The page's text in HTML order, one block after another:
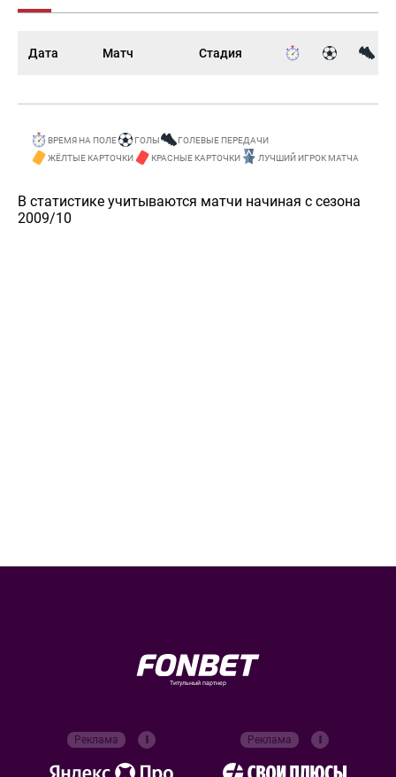
Дата Матч Стадия
ВРЕМЯ НА ПОЛЕ ГОЛЫ
ГОЛЕВЫЕ ПЕРЕДАЧИ
ЖЁЛТЫЕ КАРТОЧКИ
КРАСНЫЕ КАРТОЧКИ ЛУЧШИЙ ИГРОК МАТЧА
В статистике учитываются матчи начиная с сезона
2009/10
Титульный партнер
Реклама Реклама